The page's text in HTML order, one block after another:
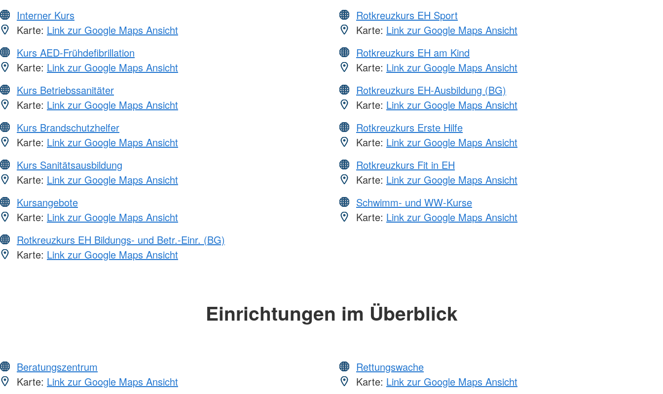
Interner Kurs
Karte: Link zur Google Maps Ansicht
Kurs AED-Frühdefibrillation
Karte: Link zur Google Maps Ansicht
Kurs Betriebssanitäter
Karte: Link zur Google Maps Ansicht
Kurs Brandschutzhelfer
Karte: Link zur Google Maps Ansicht
Kurs Sanitätsausbildung
Karte: Link zur Google Maps Ansicht
Kursangebote
Karte: Link zur Google Maps Ansicht
Rotkreuzkurs EH Bildungs- und Betr.-Einr. (BG)
Karte: Link zur Google Maps Ansicht
Rotkreuzkurs EH Sport
Karte: Link zur Google Maps Ansicht
Rotkreuzkurs EH am Kind
Karte: Link zur Google Maps Ansicht
Rotkreuzkurs EH-Ausbildung (BG)
Karte: Link zur Google Maps Ansicht
Rotkreuzkurs Erste Hilfe
Karte: Link zur Google Maps Ansicht
Rotkreuzkurs Fit in EH
Karte: Link zur Google Maps Ansicht
Schwimm- und WW-Kurse
Karte: Link zur Google Maps Ansicht
Einrichtungen im Überblick
Beratungszentrum
Karte: Link zur Google Maps Ansicht
Rettungswache
Karte: Link zur Google Maps Ansicht